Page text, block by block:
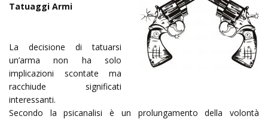
Tatuaggi Armi
La decisione di tatuarsi
un’arma non ha solo
implicazioni scontate ma
racchiude significati
interessanti.
Secondo la psicanalisi è un prolungamento della volontà